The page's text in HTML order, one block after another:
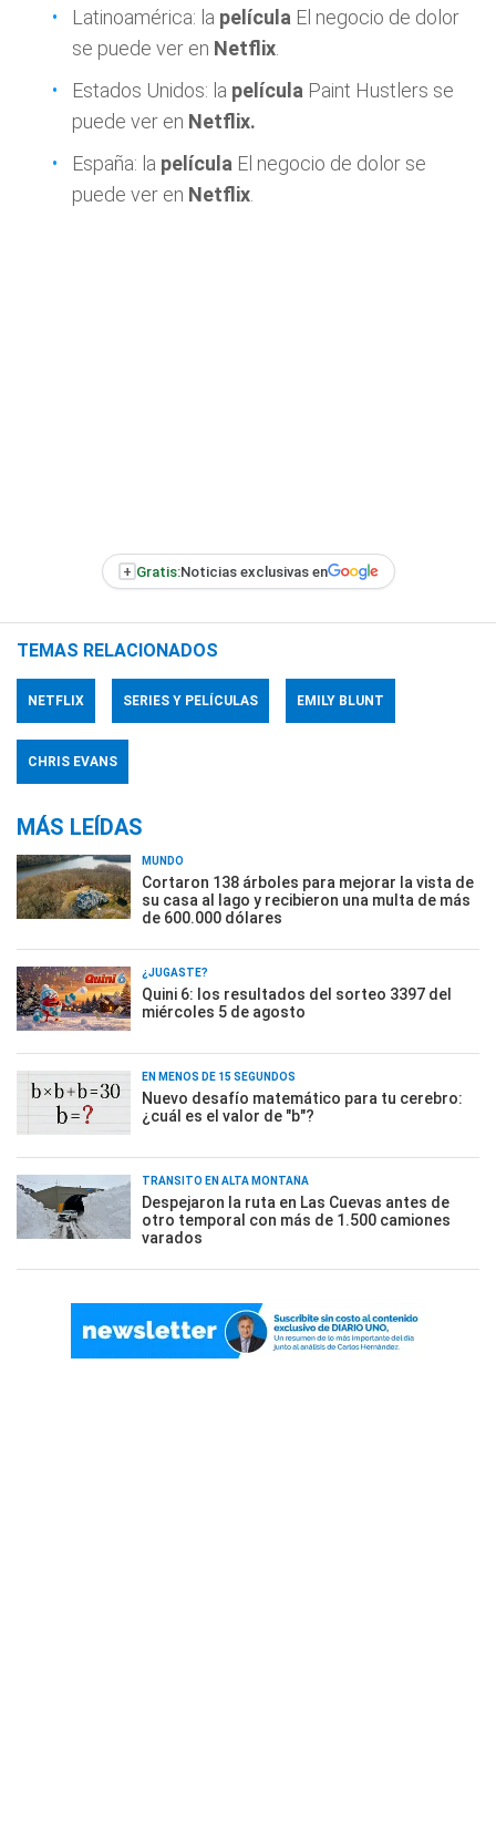
Latinoamérica: la película El negocio de dolor
se puede ver en Netflix
Estados Unidos: la película Paint Hustlers se
puede ver en Netflix.
España: la película El negocio de dolor se
puede ver en Netflix
+ Gratis:Noticias exclusivas en
TEMAS RELACIONADOS
NETFLIX SERIES Y PELÍCULAS EMILY BLUNT
CHRIS EVANS
MÁS LEÍDAS
MUNDO
Cortaron 138 árboles para mejorar la vista de
su casa al lago y recibieron una multa de más
de 600.000 dólares
¿JUGASTE?
Quini 6: los resultados del sorteo 3397 del
miércoles 5 de agosto
EN MENOS DE 15 SEGUNDOS
Nuevo desafío matemático para tu cerebro:
¿cuál es el valor de "b"?
TRÁNSITO EN ALTA MONTAÑA
Despejaron la ruta en Las Cuevas antes de
otro temporal con más de 1.500 camiones
varados